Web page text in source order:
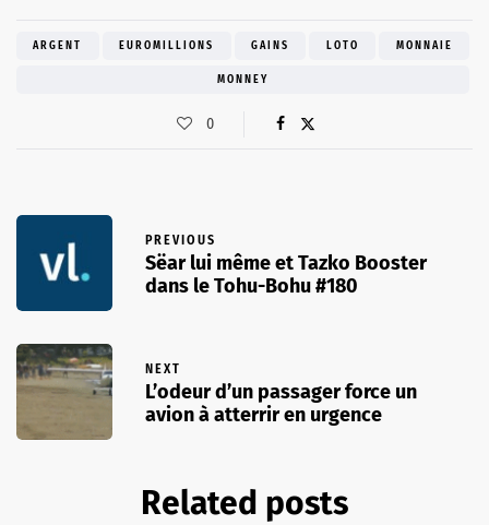
ARGENT EUROMILLIONS GAINS LOTO MONNAIE
MONNEY
0
PREVIOUS
Sëar lui même et Tazko Booster
dans le Tohu-Bohu #180
NEXT
L’odeur d’un passager force un
avion à atterrir en urgence
Related posts